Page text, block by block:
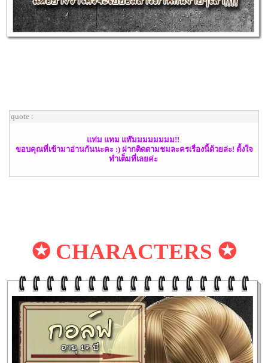
quote :
แท่ม แทม แท๊มมมมมมมม!!
ขอบคุณที่เข้ามาอ่านกันนะคะ :) ฝากติดตามชมละครเรื่องนี้ด้วยล่ะ! ตั้งใจ
ทำเต็มที่เลยค่ะ
✪ CHARACTERS ✪